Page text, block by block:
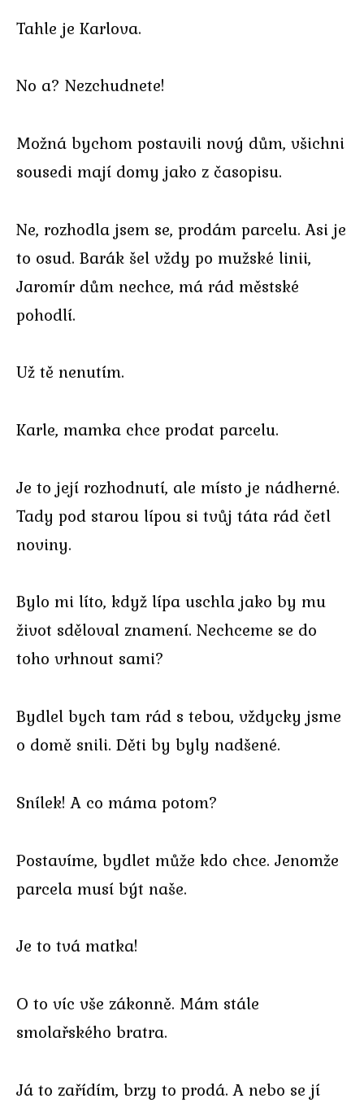
Tahle je Karlova.
No a? Nezchudnete!
Možná bychom postavili nový dům, všichni
sousedi mají domy jako z časopisu.
Ne, rozhodla jsem se, prodám parcelu. Asi je
to osud. Barák šel vždy po mužské linii,
Jaromír dům nechce, má rád městské
pohodlí.
Už tě nenutím.
Karle, mamka chce prodat parcelu.
Je to její rozhodnutí, ale místo je nádherné.
Tady pod starou lípou si tvůj táta rád četl
noviny.
Bylo mi líto, když lípa uschla jako by mu
život sděloval znamení. Nechceme se do
toho vrhnout sami?
Bydlel bych tam rád s tebou, vždycky jsme
o domě snili. Děti by byly nadšené.
Snílek! A co máma potom?
Postavíme, bydlet může kdo chce. Jenomže
parcela musí být naše.
Je to tvá matka!
O to víc vše zákonně. Mám stále
smolařského bratra.
Já to zařídím, brzy to prodá. A nebo se jí